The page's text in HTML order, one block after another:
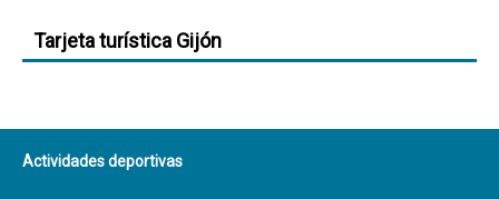
Tarjeta turística Gijón
Actividades deportivas